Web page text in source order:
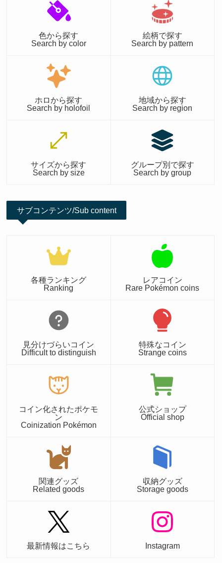
色から探す
Search by color
絵柄で探す
Search by pattern
ホロから探す
Search by holofoil
地域から探す
Search by region
サイズから探す
Search by size
グループ別で探す
Search by group
サブコンテンツ/Sub content
各種ランキング
Ranking
レアコイン
Rare Pokémon coins
見分けづらいコイン
Difficult to distinguish
特殊なコイン
Strange coins
コイン化されたポケモ
ン
Coinization Pokémon
公式ショップ
Official shop
関連グッズ
Related goods
収納グッズ
Storage goods
最新情報はこちら Instagram